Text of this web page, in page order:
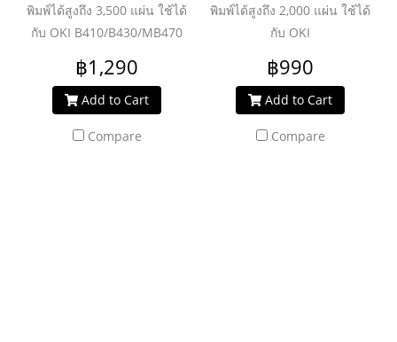
พิมพ์ได้สูงถึง 3,500 แผ่น ใช้ได้
กับ OKI B410/B430/MB470
฿1,290
Add to Cart
Compare
พิมพ์ได้สูงถึง 2,000 แผ่น ใช้ได้
กับ OKI
฿990
Add to Cart
Compare